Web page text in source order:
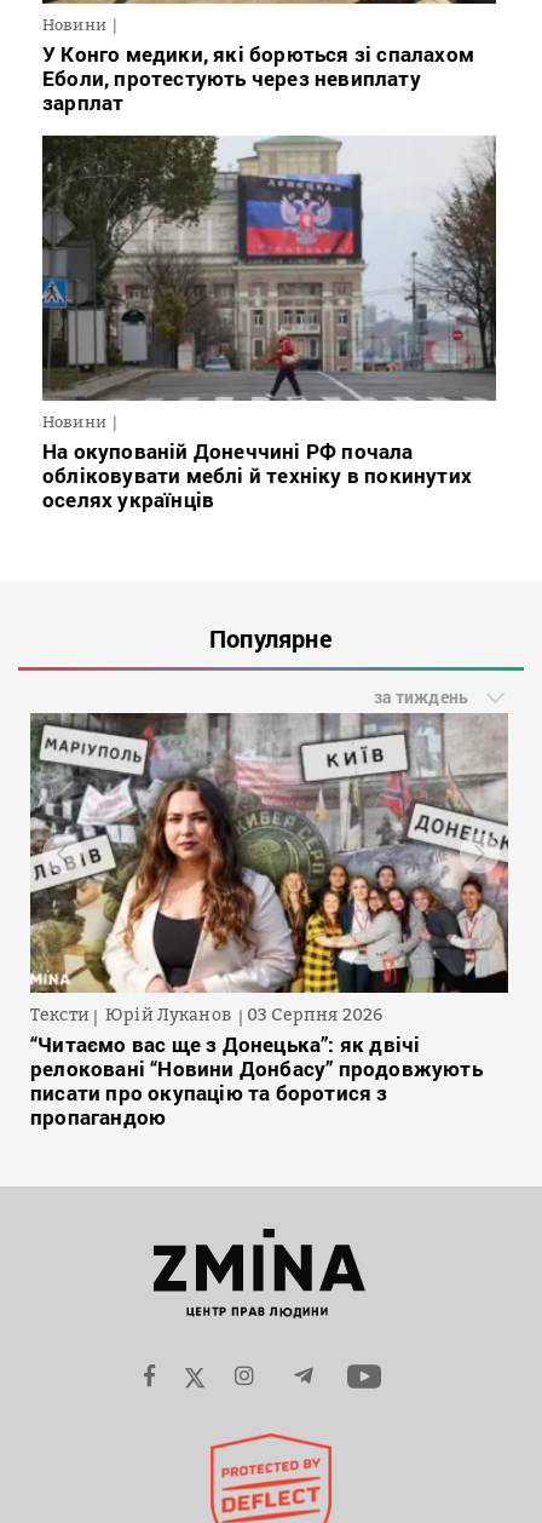
Новини
У Конго медики, які борються зі спалахом
Еболи, протестують через невиплату
зарплат
Новини
На окупованій Донеччині РФ почала
обліковувати меблі й техніку в покинутих
оселях українців
Популярне
за тиждень
Тексти Юрій Луканов 03 Серпня 2026
“Читаємо вас ще з Донецька”: як двічі
релоковані “Новини Донбасу” продовжують
писати про окупацію та боротися з
пропагандою